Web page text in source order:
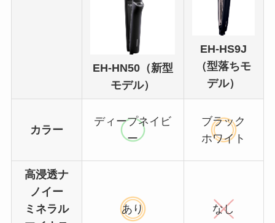
EH-HN50（新型
モデル）
EH-HS9J
（型落ちモ
デル）
カラー
ディープネイビ
ー
ブラック
ホワイト
高浸透ナ
ノイー
ミネラル
あり なし